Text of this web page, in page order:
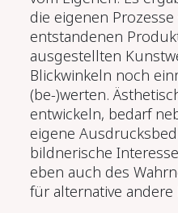
die eigenen
entstandenen
ausgestellten
Blickwinkeln noch
(be‑)werten.
entwickeln, bedarf
eigene
bildnerische
eben auch des
für alternative andere